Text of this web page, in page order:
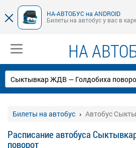
НА-АВТОБУС на ANDROID
Билеты на автобус у вас в
НА
Билеты на автобус Автобус
Расписание автобуса
поворот